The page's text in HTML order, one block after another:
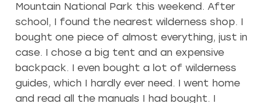
Mountain National Park this weekend. After
school, I found the nearest wilderness shop. I
bought one piece of almost everything, just in
case. I chose a big tent and an expensive
backpack. I even bought a lot of wilderness
guides, which I hardly ever need. I went home
and read all the manuals I had bought. I